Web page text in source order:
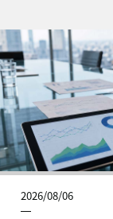
2026/08/06